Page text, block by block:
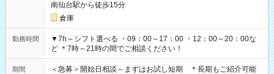
南仙台駅から徒歩15分
倉庫
勤務時間
▼7h～シフト選べる ・09：00～17：00 ・12：00～20：00な
ど ＊7時～21時の間でご相談ください！
期間
＜急募＞開始日相談～まずはお試し短期 ＊長期もご紹介可能